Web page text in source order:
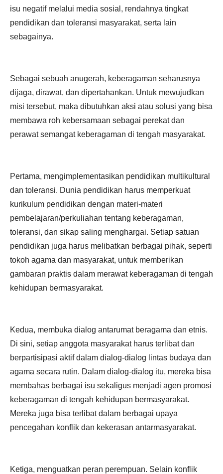
isu negatif melalui media sosial, rendahnya tingkat
pendidikan dan toleransi masyarakat, serta lain
sebagainya.
Sebagai sebuah anugerah, keberagaman seharusnya
dijaga, dirawat, dan dipertahankan. Untuk mewujudkan
misi tersebut, maka dibutuhkan aksi atau solusi yang bisa
membawa roh kebersamaan sebagai perekat dan
perawat semangat keberagaman di tengah masyarakat.
Pertama, mengimplementasikan pendidikan multikultural
dan toleransi. Dunia pendidikan harus memperkuat
kurikulum pendidikan dengan materi-materi
pembelajaran/perkuliahan tentang keberagaman,
toleransi, dan sikap saling menghargai. Setiap satuan
pendidikan juga harus melibatkan berbagai pihak, seperti
tokoh agama dan masyarakat, untuk memberikan
gambaran praktis dalam merawat keberagaman di tengah
kehidupan bermasyarakat.
Kedua, membuka dialog antarumat beragama dan etnis.
Di sini, setiap anggota masyarakat harus terlibat dan
berpartisipasi aktif dalam dialog-dialog lintas budaya dan
agama secara rutin. Dalam dialog-dialog itu, mereka bisa
membahas berbagai isu sekaligus menjadi agen promosi
keberagaman di tengah kehidupan bermasyarakat.
Mereka juga bisa terlibat dalam berbagai upaya
pencegahan konflik dan kekerasan antarmasyarakat.
Ketiga, menguatkan peran perempuan. Selain konflik